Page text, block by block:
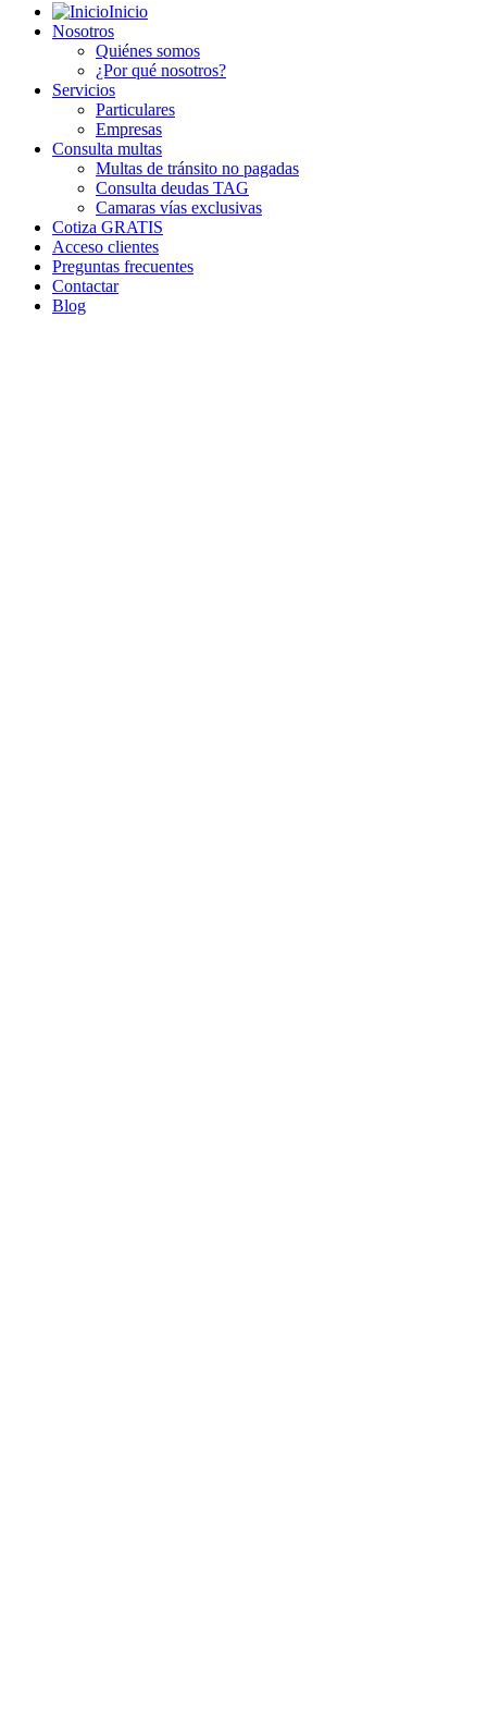
Inicio
Nosotros
Quiénes somos
¿Por qué nosotros?
Servicios
Particulares
Empresas
Consulta multas
Multas de tránsito no pagadas
Consulta deudas TAG
Camaras vías exclusivas
Cotiza GRATIS
Acceso clientes
Preguntas frecuentes
Contactar
Blog